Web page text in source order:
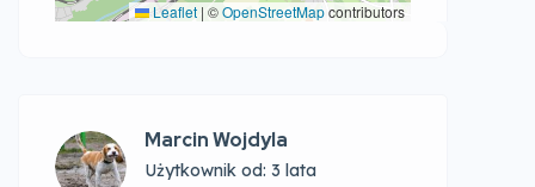
Leaflet | ©OpenStreetMapcontributors
Marcin Wojdyla
Użytkownik od: 3 lata